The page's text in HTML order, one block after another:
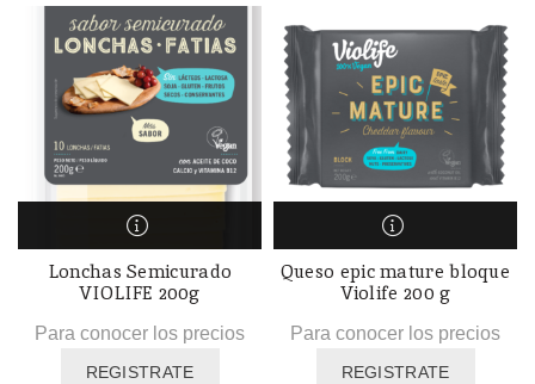
Lonchas Semicurado
VIOLIFE 200g
Para conocer los precios
REGISTRATE
Queso epic mature bloque
Violife 200 g
Para conocer los precios
REGISTRATE